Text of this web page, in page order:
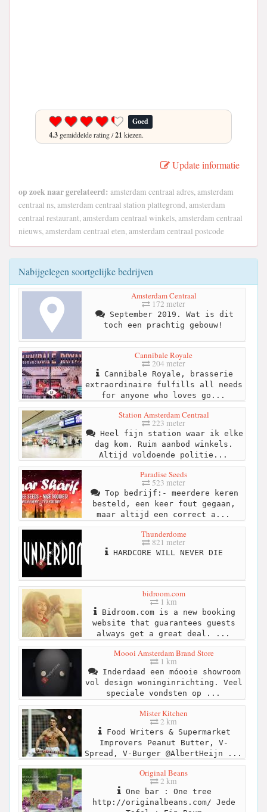
Goed
4.3 gemiddelde rating /21 kiezen.
Update informatie
op zoek naar gerelateerd: amsterdam centraal adres, amsterdam
centraal ns, amsterdam centraal station plattegrond, amsterdam
centraal restaurant, amsterdam centraal winkels, amsterdam centraal
nieuws, amsterdam centraal eten, amsterdam centraal postcode
Nabijgelegen soortgelijke bedrijven
Amsterdam Centraal
172 meter
September 2019. Wat is dit
toch een prachtig gebouw!
Cannibale Royale
204 meter
Cannibale Royale, brasserie
extraordinaire fulfills all needs
for anyone who loves go...
Station Amsterdam Centraal
223 meter
Heel fijn station waar ik elke
dag kom. Ruim aanbod winkels.
Altijd voldoende politie...
Paradise Seeds
523 meter
Top bedrijf:- meerdere keren
besteld, een keer fout gegaan,
maar altijd een correct a...
Thunderdome
821 meter
HARDCORE WILL NEVER DIE
bidroom.com
1 km
Bidroom.com is a new booking
website that guarantees guests
always get a great deal. ...
Moooi Amsterdam Brand Store
1 km
Inderdaad een móooie showroom
vol design woninginrichting. Veel
speciale vondsten op ...
Mister Kitchen
2 km
Food Writers & Supermarket
Improvers Peanut Butter, V-
Spread, V-Burger @AlbertHeijn ...
Original Beans
2 km
One bar : One tree
http://originalbeans.com/ Jede